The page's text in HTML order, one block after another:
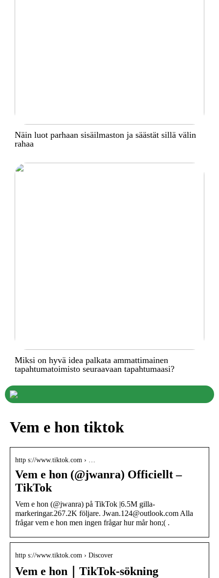
Näin luot parhaan sisäilmaston ja säästät sillä välin
rahaa
Miksi on hyvä idea palkata ammattimainen
tapahtumatoimisto seuraavaan tapahtumaasi?
Vem e hon tiktok
http s://www.tiktok.com › …
Vem e hon (@jwanra) Officiellt –
TikTok
Vem e hon (@jwanra) på TikTok |6.5M gilla-
markeringar.267.2K följare. Jwan.124@outlook.com Alla
frågar vem e hon men ingen frågar hur mår hon;( .
http s://www.tiktok.com › Discover
Vem e hon｜TikTok-sökning